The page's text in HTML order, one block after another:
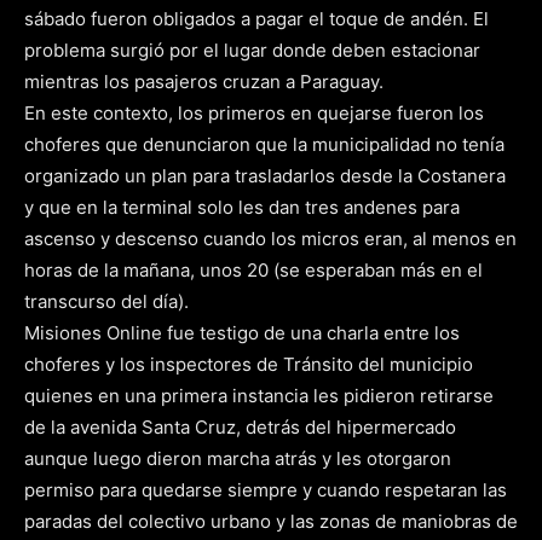
sábado fueron obligados a pagar el toque de andén. El
problema surgió por el lugar donde deben estacionar
mientras los pasajeros cruzan a Paraguay.
En este contexto, los primeros en quejarse fueron los
choferes que denunciaron que la municipalidad no tenía
organizado un plan para trasladarlos desde la Costanera
y que en la terminal solo les dan tres andenes para
ascenso y descenso cuando los micros eran, al menos en
horas de la mañana, unos 20 (se esperaban más en el
transcurso del día).
Misiones Online fue testigo de una charla entre los
choferes y los inspectores de Tránsito del municipio
quienes en una primera instancia les pidieron retirarse
de la avenida Santa Cruz, detrás del hipermercado
aunque luego dieron marcha atrás y les otorgaron
permiso para quedarse siempre y cuando respetaran las
paradas del colectivo urbano y las zonas de maniobras de